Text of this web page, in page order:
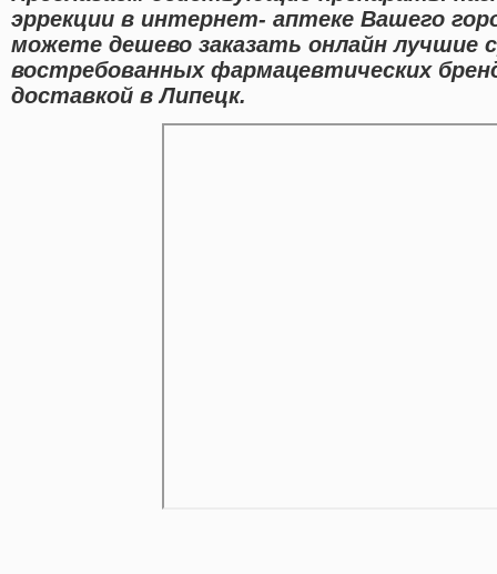
эррекции в интернет- аптеке Вашего
можете дешево заказать онлайн лучшие
востребованных фармацевтических
доставкой в Липецк.